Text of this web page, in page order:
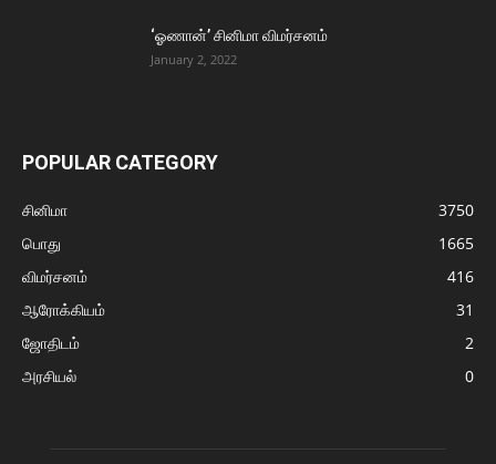
‘ஓணான்’ சினிமா விமர்சனம்
January 2, 2022
POPULAR CATEGORY
சினிமா
3750
பொது
1665
விமர்சனம்
416
ஆரோக்கியம்
31
ஜோதிடம்
2
அரசியல்
0